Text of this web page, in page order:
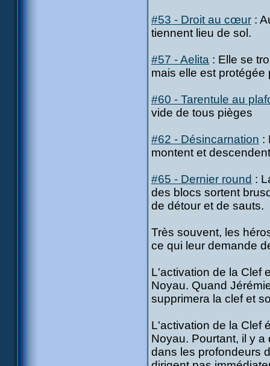
#53 - Droit au cœur :
tiennent lieu de sol.
#57 - Aelita : Elle se
mais elle est
#60 - Tarentule au
vide de tous pièges
#62 - Désincarnation :
montent et
#65 - Dernier round :
des blocs sortent
de détour et de sauts.
Très souvent, les
ce qui leur demande
L'activation de la Clef
Noyau. Quand
supprimera la clef et
L'activation de la Clef
Noyau. Pourtant, il y
dans les profondeurs